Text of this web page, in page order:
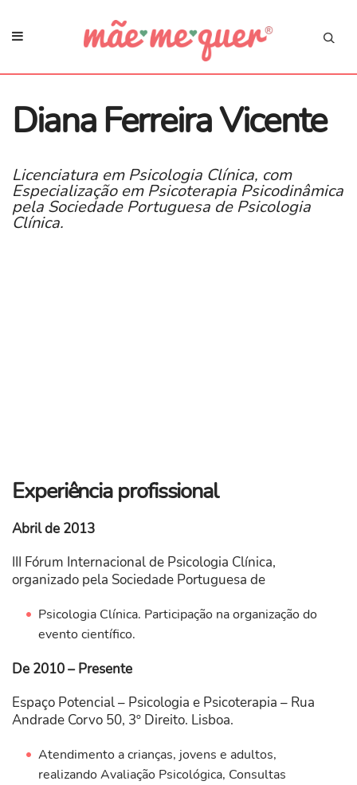
Diana Ferreira Vicente
Licenciatura em Psicologia Clínica, com
Especialização em Psicoterapia Psicodinâmica
pela Sociedade Portuguesa de Psicologia
Clínica.
Experiência profissional
Abril de 2013
III Fórum Internacional de Psicologia Clínica,
organizado pela Sociedade Portuguesa de
Psicologia Clínica. Participação na organização do
evento científico.
De 2010 – Presente
Espaço Potencial – Psicologia e Psicoterapia – Rua
Andrade Corvo 50, 3º Direito. Lisboa.
Atendimento a crianças, jovens e adultos,
realizando Avaliação Psicológica, Consultas